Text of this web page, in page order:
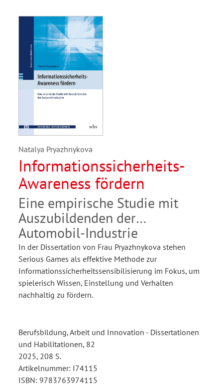
Natalya Pryazhnykova
Informationssicherheits-
Awareness fördern
Eine empirische Studie mit
Auszubildenden der
Automobil-Industrie
In der Dissertation von Frau Pryazhnykova stehen
Serious Games als effektive Methode zur
Informationssicherheitssensibilisierung im Fokus, um
spielerisch Wissen, Einstellung und Verhalten
nachhaltig zu fördern.
Berufsbildung, Arbeit und Innovation - Dissertationen
und Habilitationen, 82
2025, 208 S.
Artikelnummer: I74115
ISBN: 9783763974115